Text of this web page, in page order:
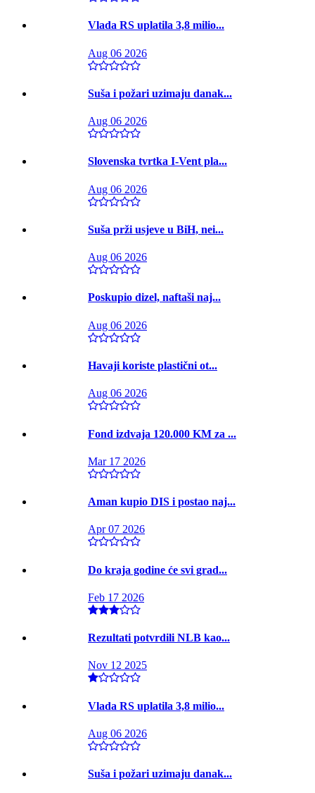
Vlada RS uplatila 3,8 milio...
Aug 06 2026
Suša i požari uzimaju danak...
Aug 06 2026
Slovenska tvrtka I-Vent pla...
Aug 06 2026
Suša prži usjeve u BiH, nei...
Aug 06 2026
Poskupio dizel, naftaši naj...
Aug 06 2026
Havaji koriste plastični ot...
Aug 06 2026
Fond izdvaja 120.000 KM za ...
Mar 17 2026
Aman kupio DIS i postao naj...
Apr 07 2026
Do kraja godine će svi grad...
Feb 17 2026
Rezultati potvrdili NLB kao...
Nov 12 2025
Vlada RS uplatila 3,8 milio...
Aug 06 2026
Suša i požari uzimaju danak...